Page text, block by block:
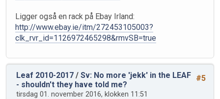
Ligger også en rack på Ebay Irland:
http://www.ebay.ie/itm/272453105003?
clk_rvr_id=1126972465298&rmvSB=true
#5
Leaf 2010-2017 / Sv: No more 'jekk' in the LEAF
- shouldn't they have told me?
tirsdag 01. november 2016, klokken 11:51